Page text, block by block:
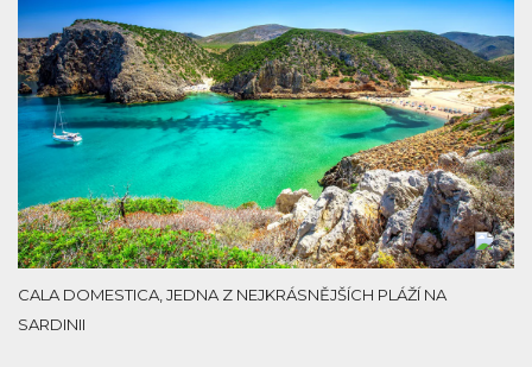
CALA DOMESTICA, JEDNA Z NEJKRÁSNĚJŠÍCH PLÁŽÍ NA
SARDINII